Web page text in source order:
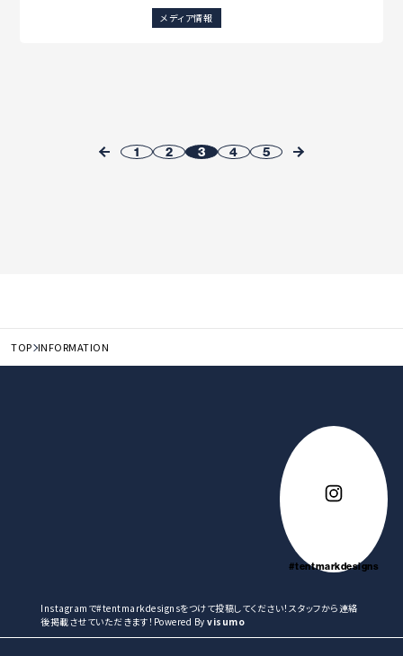
メディア情報
1 2 3 4 5
TOP INFORMATION
#tentmarkdesigns
Instagramで#tentmarkdesignsをつけて投稿してください！スタッフから連絡
後掲載させていただきます！Powered By visumo